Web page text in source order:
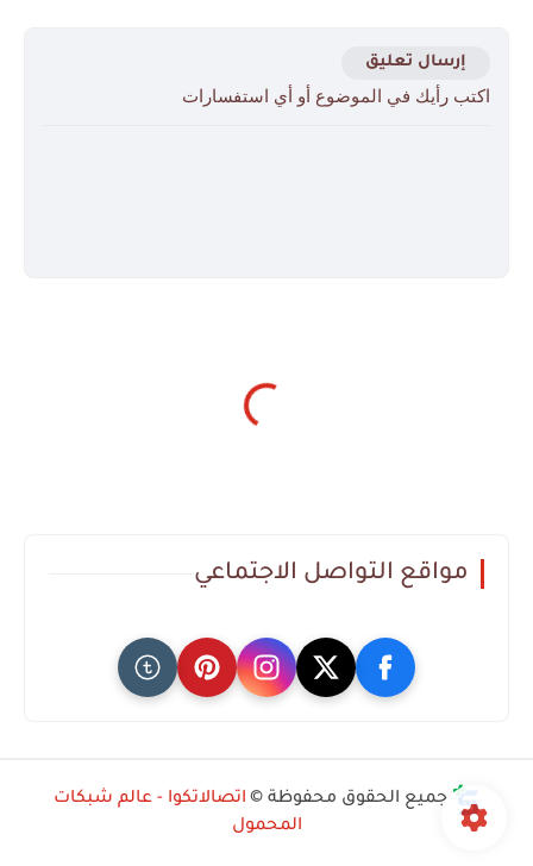
إرسال تعليق
اكتب رأيك في الموضوع أو أي استفسارات
مواقع التواصل الاجتماعي
جميع الحقوق محفوظة © اتصالاتكوا - عالم شبكات
المحمول